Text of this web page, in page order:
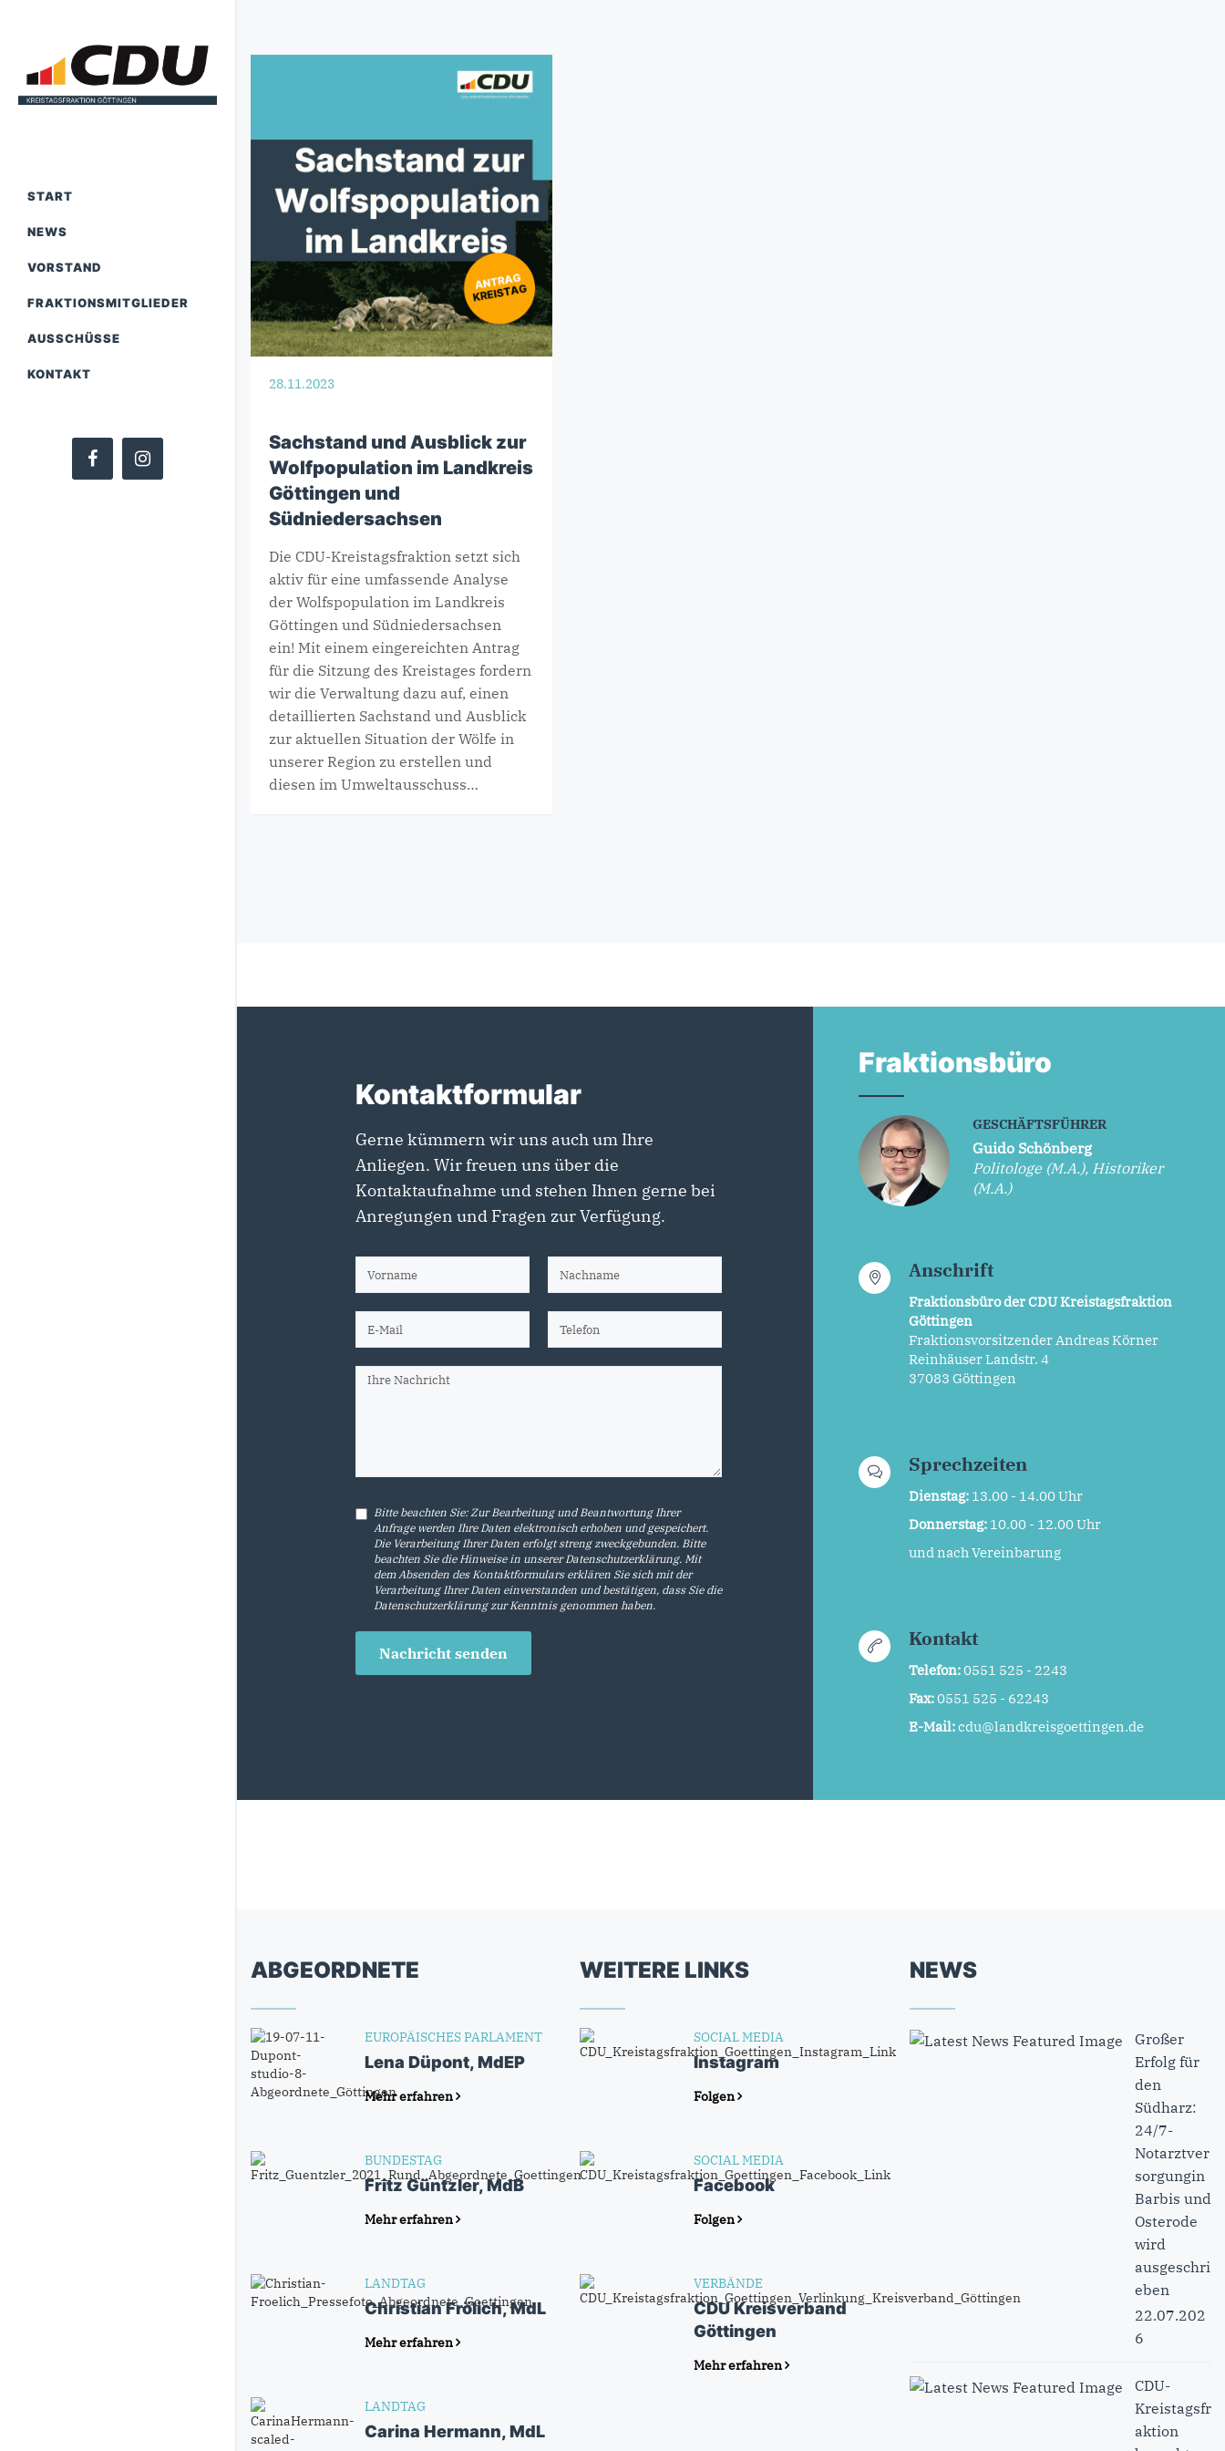
START
NEWS
VORSTAND
FRAKTIONSMITGLIEDER
AUSSCHÜSSE
KONTAKT
28.11.2023
Sachstand und Ausblick zur
Wolfpopulation im Landkreis
Göttingen und
Südniedersachsen
Die CDU-Kreistagsfraktion setzt sich
aktiv für eine umfassende Analyse
der Wolfspopulation im Landkreis
Göttingen und Südniedersachsen
ein! Mit einem eingereichten Antrag
für die Sitzung des Kreistages fordern
wir die Verwaltung dazu auf, einen
detaillierten Sachstand und Ausblick
zur aktuellen Situation der Wölfe in
unserer Region zu erstellen und
diesen im Umweltausschuss…
Kontaktformular
Gerne kümmern wir uns auch um Ihre
Anliegen. Wir freuen uns über die
Kontaktaufnahme und stehen Ihnen gerne bei
Anregungen und Fragen zur Verfügung.
Bitte beachten Sie: Zur Bearbeitung und Beantwortung Ihrer
Anfrage werden Ihre Daten elektronisch erhoben und gespeichert.
Die Verarbeitung Ihrer Daten erfolgt streng zweckgebunden. Bitte
beachten Sie die Hinweise in unsererDatenschutzerklärung. Mit
dem Absenden des Kontaktformulars erklären Sie sich mit der
Verarbeitung Ihrer Daten einverstanden und bestätigen, dass Sie die
Datenschutzerklärungzur Kenntnis genommen haben.
Nachricht senden
Fraktionsbüro
GESCHÄFTSFÜHRER
Guido Schönberg
Politologe (M.A.), Historiker
(M.A.)
Anschrift
Fraktionsbüro der CDU Kreistagsfraktion
Göttingen
Fraktionsvorsitzender Andreas Körner
Reinhäuser Landstr. 4
37083 Göttingen
Sprechzeiten
Dienstag: 13.00 - 14.00 Uhr
Donnerstag: 10.00 - 12.00 Uhr
und nach Vereinbarung
Kontakt
Telefon:0551 525 - 2243
Fax:0551 525 - 62243
E-Mail:cdu@landkreisgoettingen.de
ABGEORDNETE
EUROPÄISCHES PARLAMENT
Lena Düpont, MdEP
Mehr erfahren
BUNDESTAG
Fritz Güntzler, MdB
Mehr erfahren
LANDTAG
Christian Frölich, MdL
Mehr erfahren
LANDTAG
Carina Hermann, MdL
WEITERE LINKS
SOCIAL MEDIA
Instagram
Folgen
SOCIAL MEDIA
Facebook
Folgen
VERBÄNDE
CDU Kreisverband
Göttingen
Mehr erfahren
NEWS
Großer
Erfolg für
den
Südharz:
24/7-
Notarztver
sorgungin
Barbis und
Osterode
wird
ausgeschri
eben
22.07.202
6
CDU-
Kreistagsfr
aktion